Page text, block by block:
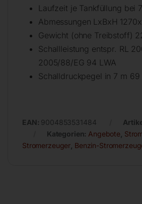
Laufzeit je Tankfüllung bei
Abmessungen LxBxH
Gewicht (ohne Treibstoff)
Schallleistung entspr. RL
2005/88/EG 94 LWA
Schalldruckpegel in 7 m 69
EAN: 9004853531484
Kategorien: Angebote
Stromerzeuger Benzin-